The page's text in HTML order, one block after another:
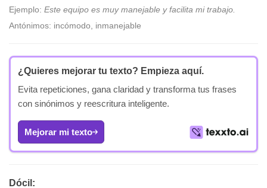
Ejemplo: Este equipo es muy manejable y facilita mi trabajo.
Antónimos: incómodo, inmanejable
¿Quieres mejorar tu texto? Empieza aquí.
Evita repeticiones, gana claridad y transforma tus frases
con sinónimos y reescritura inteligente.
Mejorar mi texto
Dócil: